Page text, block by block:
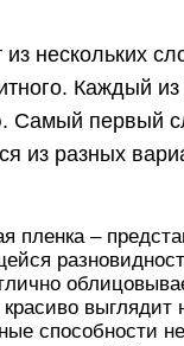
нескольких
Каждый
Самый первый
из разных
пленка –
выглядит
способности